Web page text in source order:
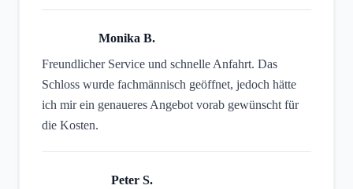
Monika B.
Freundlicher Service und schnelle Anfahrt. Das
Schloss wurde fachmännisch geöffnet, jedoch hätte
ich mir ein genaueres Angebot vorab gewünscht für
die Kosten.
Peter S.